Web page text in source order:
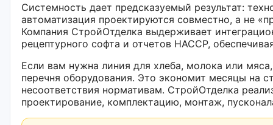
Системность дает предсказуемый результат:
автоматизация проектируются совместно, а не
Компания СтройОтделка выдерживает
рецептурного софта и отчетов HACCP,
Если вам нужна линия для хлеба, молока или
перечня оборудования. Это экономит месяцы на
несоответствия нормативам. СтройОтделка
проектирование, комплектацию, монтаж,